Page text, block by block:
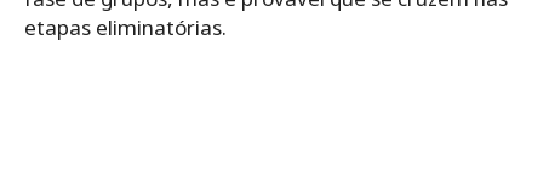
etapas eliminatórias.